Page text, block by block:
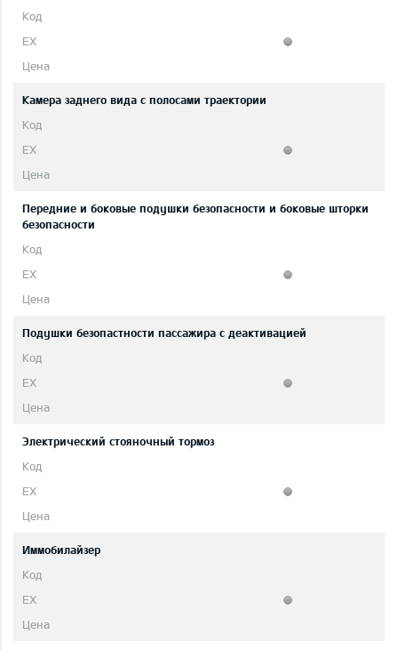
Камера заднего вида с полосами траектории
Передние и боковые подушки безопасности и боковые шторки
безопасности
Подушки безопастности пассажира с деактивацией
Электрический стояночный тормоз
Иммобилайзер